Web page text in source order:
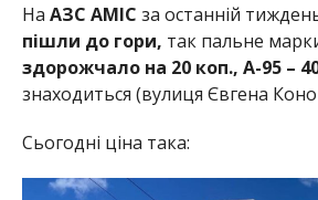
На АЗС AMIC за останній
пішли до гори, так пальне
здорожчало на 20 коп., А-95 –
знаходиться (вулиця Євгена
Сьогодні ціна така: